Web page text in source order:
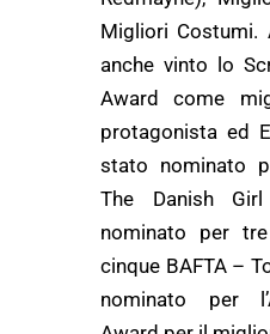
Migliori Costumi.
anche vinto lo
Award come
protagonista ed
stato nominato
The Danish
nominato per
cinque BAFTA –
nominato per